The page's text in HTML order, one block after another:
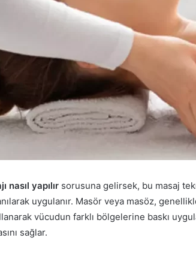
nasıl yapılır sorusuna gelirsek, bu masaj
uygulanır. Masör veya masöz,
vücudun farklı bölgelerine baskı
sağlar.